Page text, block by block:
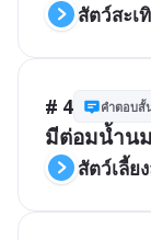
สัตว์สะเ
# 4 คำตอบสั้
มีต่อมน้ำนม
สัตว์เลี้ย